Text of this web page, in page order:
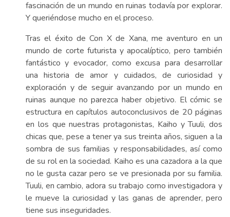
fascinación de un mundo en ruinas todavía por explorar.
Y queriéndose mucho en el proceso.
Tras el éxito de Con X de Xana, me aventuro en un
mundo de corte futurista y apocalíptico, pero también
fantástico y evocador, como excusa para desarrollar
una historia de amor y cuidados, de curiosidad y
exploración y de seguir avanzando por un mundo en
ruinas aunque no parezca haber objetivo. El cómic se
estructura en capítulos autoconclusivos de 20 páginas
en los que nuestras protagonistas, Kaiho y Tuuli, dos
chicas que, pese a tener ya sus treinta años, siguen a la
sombra de sus familias y responsabilidades, así como
de su rol en la sociedad. Kaiho es una cazadora a la que
no le gusta cazar pero se ve presionada por su familia.
Tuuli, en cambio, adora su trabajo como investigadora y
le mueve la curiosidad y las ganas de aprender, pero
tiene sus inseguridades.